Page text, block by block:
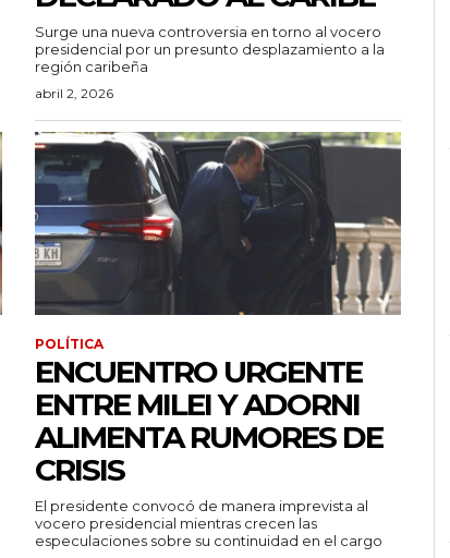
Surge una nueva controversia en torno al vocero
presidencial por un presunto desplazamiento a la
región caribeña
abril 2, 2026
POLÍTICA
ENCUENTRO URGENTE
ENTRE MILEI Y ADORNI
ALIMENTA RUMORES DE
CRISIS
El presidente convocó de manera imprevista al
vocero presidencial mientras crecen las
especulaciones sobre su continuidad en el cargo